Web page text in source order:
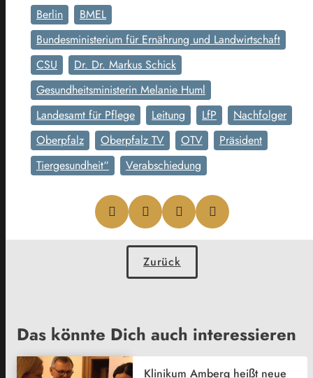
Berlin
BMEL
Bundesministerium für Ernährung und Landwirtschaft
CSU
Dr. Dr. Markus Schick
Gesundheitsministerin Melanie Huml
Landesamt für Pflege
Leitung LfP
Nachfolger
Oberpfalz
Oberpfalz TV OTV
Präsident
Tiergesundheit“
Verabschiedung
Zurück
Das könnte Dich auch interessieren
Klinikum Amberg heißt neue